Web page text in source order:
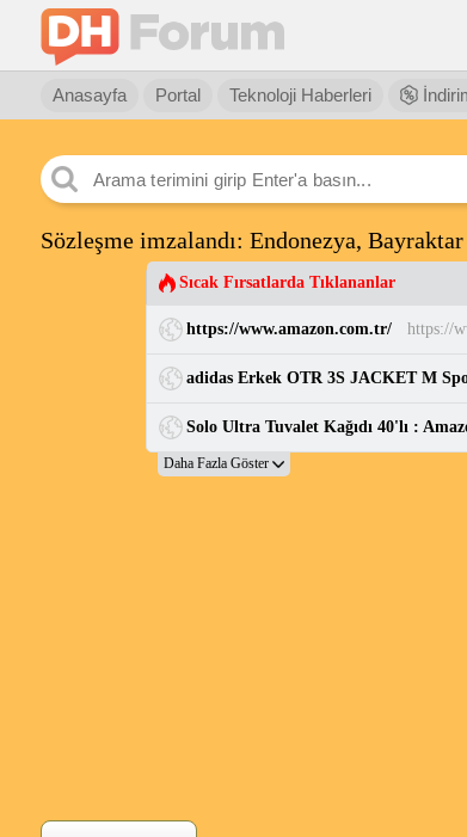
Anasayfa Portal Teknoloji Haberleri
Sözleşme imzalandı: Endonezya, Bayraktar
Sıcak Fırsatlarda Tıklananlar
https://www.amazon.com.tr/ https://
adidas Erkek OTR 3S JACKET M
Solo Ultra Tuvalet Kağıdı 40'lı :